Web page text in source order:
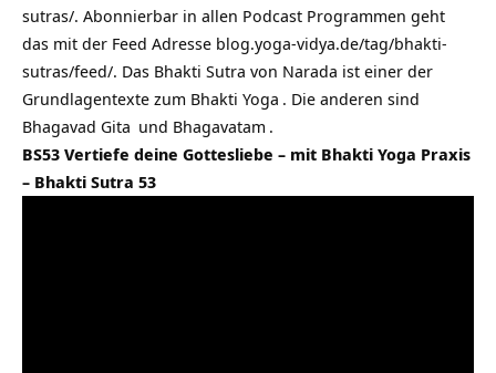
sutras/. Abonnierbar in allen Podcast Programmen geht
das mit der Feed Adresse blog.yoga-vidya.de/tag/bhakti-
sutras/feed/. Das Bhakti Sutra von Narada ist einer der
Grundlagentexte zum Bhakti Yoga . Die anderen sind
Bhagavad Gita und Bhagavatam .
BS53 Vertiefe deine Gottesliebe – mit Bhakti Yoga Praxis
– Bhakti Sutra 53